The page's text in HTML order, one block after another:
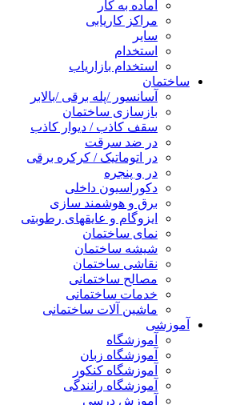
آماده به کار
مراکز کاریابی
سایر
استخدام
استخدام بازاریاب
ساختمان
آسانسور /پله برقی /بالابر
بازسازی ساختمان
سقف کاذب / دیوار کاذب
در ضد سرقت
در اتوماتیک / کرکره برقی
در و پنجره
دکوراسیون داخلی
برق و هوشمند سازی
ایزوگام و عایقهای رطوبتی
نمای ساختمان
شیشه ساختمان
نقاشی ساختمان
مصالح ساختمانی
خدمات ساختمانی
ماشین آلات ساختمانی
آموزشی
آموزشگاه
آموزشگاه زبان
آموزشگاه کنکور
آموزشگاه رانندگی
آموزش درسی